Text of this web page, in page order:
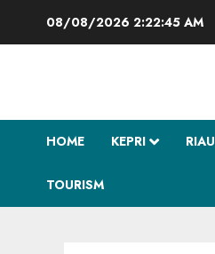
08/08/2026 2:22:47 AM
HOME KEPRI RIAU
TOURISM